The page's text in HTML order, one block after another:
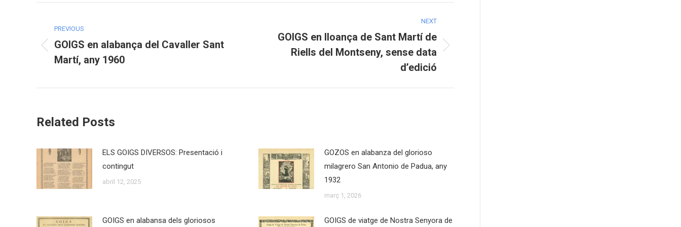
navigation
PREVIOUS
Previous
post:
GOIGS en alabança del Cavaller Sant
Martí, any 1960
NEXT
GOIGS en lloança de Sant Martí de
Riells del Montseny, sense data
d’edició
Related Posts
ELS GOIGS DIVERSOS: Presentació i
contingut
abril 12, 2025
GOZOS en alabanza del glorioso
milagrero San Antonio de Padua, any
1932
març 1, 2026
GOIGS en alabansa dels gloriosos GOIGS de viatge de Nostra Senyora de